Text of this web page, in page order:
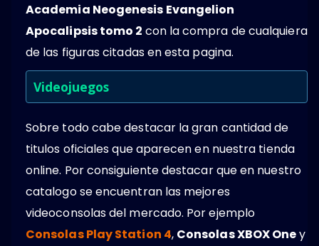
Academia Neogenesis Evangelion
Apocalipsis tomo 2 con la compra de cualquiera
de las figuras citadas en esta pagina.
Videojuegos
Sobre todo cabe destacar la gran cantidad de
titulos oficiales que aparecen en nuestra tienda
online. Por consiguiente destacar que en nuestro
catalogo se encuentran las mejores
videoconsolas del mercado. Por ejemplo
Consolas Play Station 4, Consolas XBOX Oney